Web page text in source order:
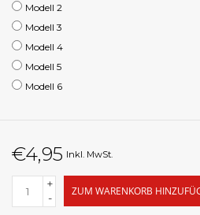
Modell 2
Modell 3
Modell 4
Modell 5
Modell 6
€4,95 Inkl. MwSt.
+
-
ZUM WARENKORB